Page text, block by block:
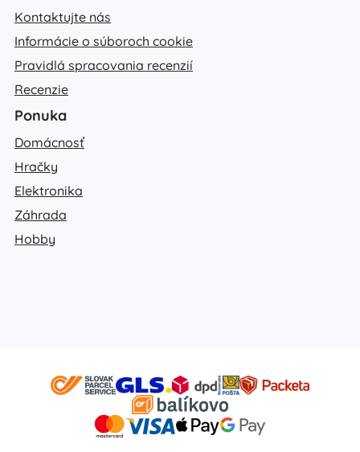
Kontaktujte nás
Informácie o súboroch cookie
Pravidlá spracovania recenzií
Recenzie
Ponuka
Domácnosť
Hračky
Elektronika
Záhrada
Hobby